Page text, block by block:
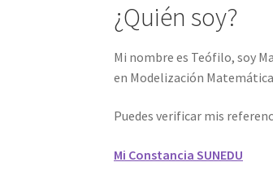
¿Quién soy?
Mi nombre es Teófilo, soy
en Modelización
Puedes verificar mis
Mi Constancia SUNEDU